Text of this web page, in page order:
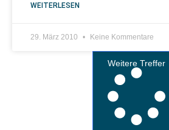
WEITERLESEN
29. März 2010 Keine Kommentare
Weitere Treffer